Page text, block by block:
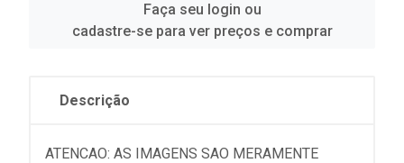
Faça seu login ou
cadastre-se para ver preços e comprar
Descrição
ATENCAO: AS IMAGENS SAO MERAMENTE